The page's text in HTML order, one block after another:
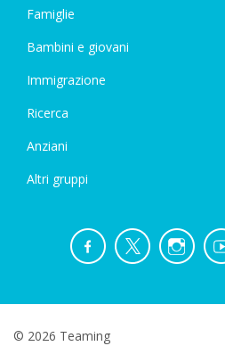
Famiglie
Bambini e giovani
Immigrazione
Ricerca
Anziani
Altri gruppi
© 2026 Teaming